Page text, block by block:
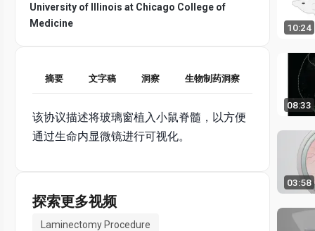
University of Illinois at Chicago College of
Medicine
摘要 文字稿 洞察 生物制药洞察
该协议描述将玻璃窗植入小鼠脊髓，以方便
通过生命内显微镜进行可视化。
探索更多视频
Laminectomy Procedure
10:24
08:33
03:58